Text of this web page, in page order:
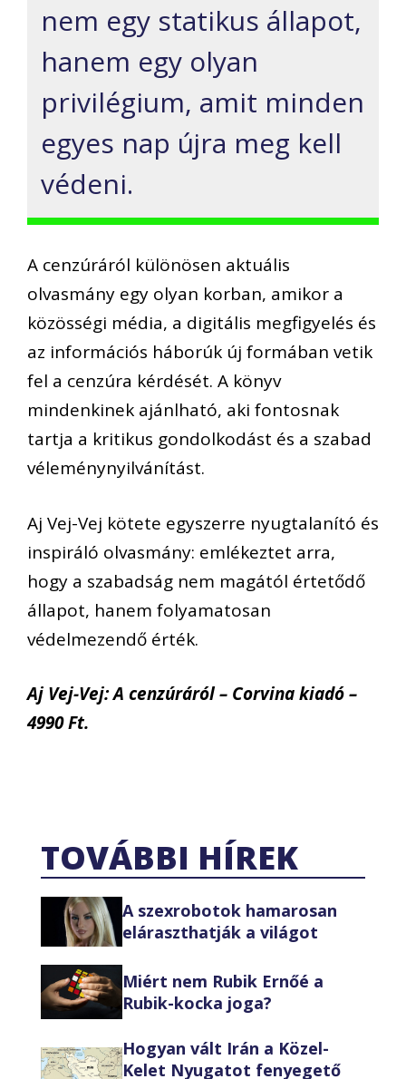
nem egy statikus állapot,
hanem egy olyan
privilégium, amit minden
egyes nap újra meg kell
védeni.
A cenzúráról különösen aktuális
olvasmány egy olyan korban, amikor a
közösségi média, a digitális megfigyelés és
az információs háborúk új formában vetik
fel a cenzúra kérdését. A könyv
mindenkinek ajánlható, aki fontosnak
tartja a kritikus gondolkodást és a szabad
véleménynyilvánítást.
Aj Vej-Vej kötete egyszerre nyugtalanító és
inspiráló olvasmány: emlékeztet arra,
hogy a szabadság nem magától értetődő
állapot, hanem folyamatosan
védelmezendő érték.
Aj Vej-Vej: A cenzúráról – Corvina kiadó –
4990 Ft.
TOVÁBBI HÍREK
A szexrobotok hamarosan
eláraszthatják a világot
Miért nem Rubik Ernőé a
Rubik-kocka joga?
Hogyan vált Irán a Közel-
Kelet Nyugatot fenyegető